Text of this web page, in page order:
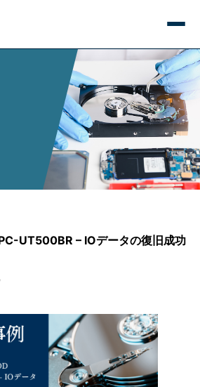
UT500BR – IOデータの復旧成功